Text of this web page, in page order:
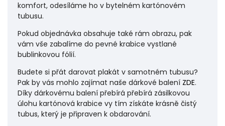
komfort, odesíláme ho v bytelném kartónovém
tubusu.
Pokud objednávka obsahuje také rám obrazu, pak
vám vše zabalíme do pevné krabice vystlané
bublinkovou fólií.
Budete si přát darovat plakát v samotném tubusu?
Pak by vás mohlo zajímat naše dárkové balení ZDE.
Díky dárkovému balení přebírá přebírá zásilkovou
úlohu kartónová krabice vy tím získáte krásně čistý
tubus, který je připraven k obdarování.